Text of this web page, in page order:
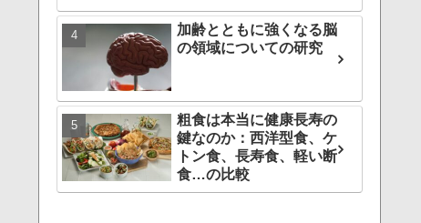
加齢とともに強くなる脳
の領域についての研究
粗食は本当に健康長寿の
鍵なのか：西洋型食、ケ
トン食、長寿食、軽い断
食…の比較